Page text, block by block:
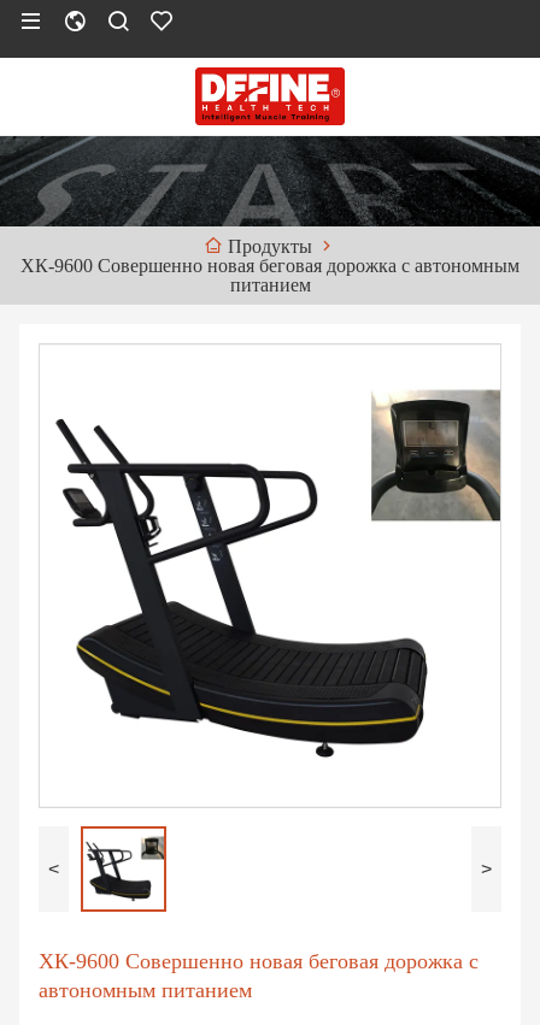
Продукты
ХК-9600 Совершенно новая беговая дорожка с автономным
питанием
< >
ХК-9600 Совершенно новая беговая дорожка с
автономным питанием